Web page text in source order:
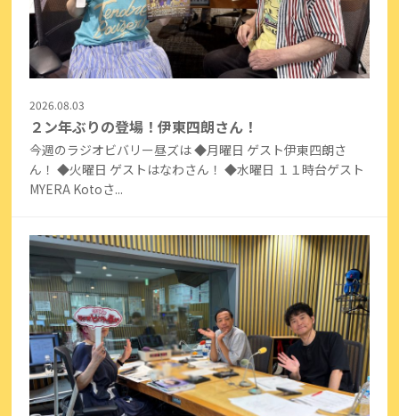
2026.08.03
２ン年ぶりの登場！伊東四朗さん！
今週のラジオビバリー昼ズは ◆月曜日 ゲスト伊東四朗さ
ん！ ◆火曜日 ゲストはなわさん！ ◆水曜日 １１時台ゲスト
MYERA Kotoさ...